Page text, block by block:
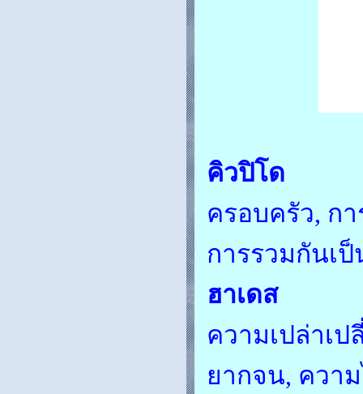
คิวปิโด
ครอบครัว, ก
การรวมกันเ
ฮาเดส
ความเปล่าเ
ยากจน, ควา